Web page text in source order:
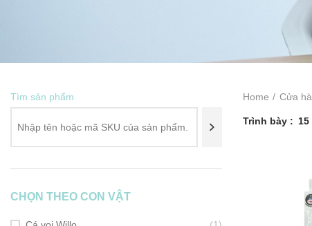
Tìm sản phẩm
CHỌN THEO CON VẬT
Home Cửa
Trình bày 15